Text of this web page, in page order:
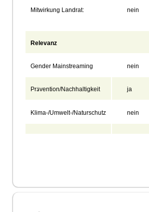
Mitwirkung Landrat: nein
Relevanz
Gender Mainstreaming nein
Prävention/Nachhaltigkeit ja
Klima-/Umwelt-/Naturschutz nein